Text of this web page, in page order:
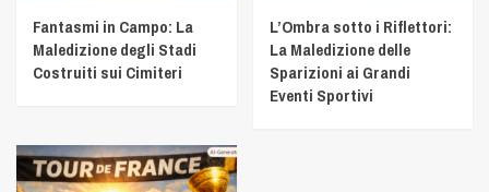
Fantasmi in Campo: La
Maledizione degli Stadi
Costruiti sui Cimiteri
L’Ombra sotto i Riflettori:
La Maledizione delle
Sparizioni ai Grandi
Eventi Sportivi